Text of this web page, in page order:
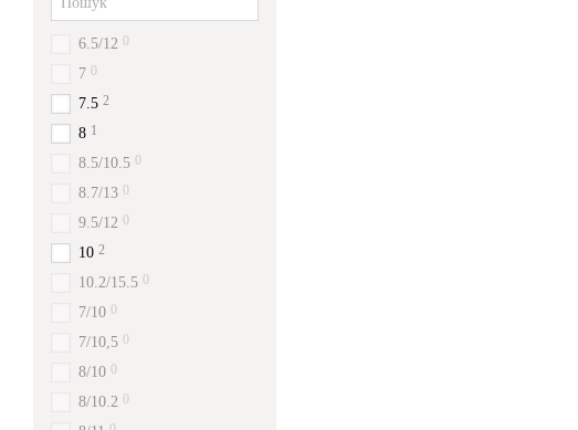
6.5/12 0
7 0
7.5 2
8 1
8.5/10.5 0
8.7/13 0
9.5/12 0
10 2
10.2/15.5 0
7/10 0
7/10,5 0
8/10 0
8/10.2 0